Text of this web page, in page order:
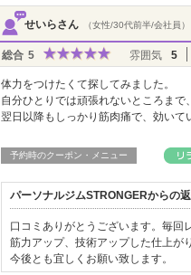
せいらさん （女性/30代前半/会社員）
総合 5 雰囲気 5
体力をつけたくて探してみました。
自分ひとりでは頑張れないところまで
翌日以降もしっかり筋肉痛で、効いて
予約時のクーポン・メニュー
パーソナルジムSTRONGERからの
口コミありがとうございます。毎
筋力アップ、技術アップした仕上が
今後とも宜しくお願い致します。